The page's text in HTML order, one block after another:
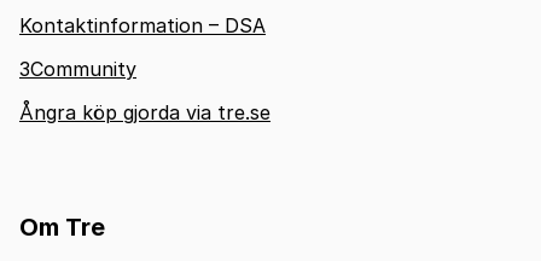
Kontaktinformation – DSA
3Community
Ångra köp gjorda via tre.se
Om Tre